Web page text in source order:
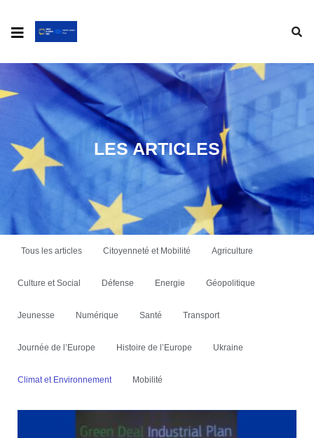
LES ARTICLES
Tous les articles Citoyenneté et Mobilité Agriculture
Culture et Social Défense Energie Géopolitique
Jeunesse Numérique Santé Transport
Journée de l’Europe Histoire de l’Europe Ukraine
Climat et Environnement Mobilité